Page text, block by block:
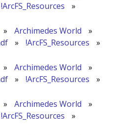
!ArcFS_Resources
»
» Archimedes World
»
» !ArcFS_Resources
»
» Archimedes World
»
» !ArcFS_Resources
»
» Archimedes World
»
!ArcFS_Resources
»